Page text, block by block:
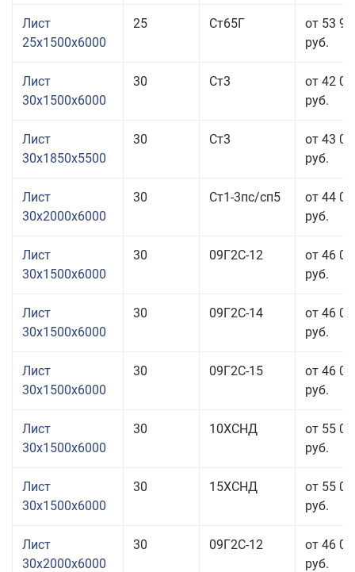
Лист
25x1500x6000
25 Ст65Г
от 53
руб.
Лист
30x1500x6000
30 Ст3
от 42
руб.
Лист
30x1850x5500
30 Ст3
от 43
руб.
Лист
30x2000x6000
30 Ст1-3пс/сп5
от 44
руб.
Лист
30x1500x6000
30 09Г2С-12
от 46
руб.
Лист
30x1500x6000
30 09Г2С-14
от 46
руб.
Лист
30x1500x6000
30 09Г2С-15
от 46
руб.
Лист
30x1500x6000
30 10ХСНД
от 55
руб.
Лист
30x1500x6000
30 15ХСНД
от 55
руб.
Лист
30x2000x6000
30 09Г2С-12
от 46
руб.